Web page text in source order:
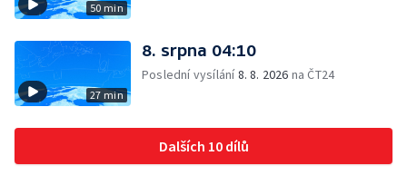
50 min
27 min
8. srpna 04:10
Poslední vysílání8. 8. 2026 na ČT24
Dalších 10 dílů